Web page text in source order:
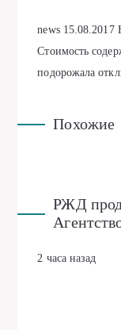
news 15.08.2017
Стоимость
подорожала
Похожие
РЖД
2 часа назад